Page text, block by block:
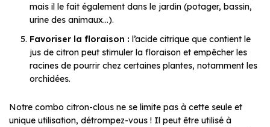
mais il le fait également dans le jardin (potager, bassin,
urine des animaux…).
Favoriser la floraison : l’acide citrique que contient le
jus de citron peut stimuler la floraison et empêcher les
racines de pourrir chez certaines plantes, notamment les
orchidées.
Notre combo citron-clous ne se limite pas à cette seule et
unique utilisation, détrompez-vous ! Il peut être utilisé à